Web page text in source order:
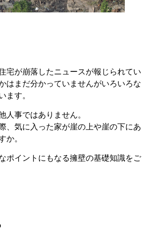
宅が崩落したニュースが報じられてい
はまだ分かっていませんがいろいろな
ます。
人事ではありません。
、気に入った家が崖の上や崖の下にあ
か。
ポイントにもなる擁壁の基礎知識をご